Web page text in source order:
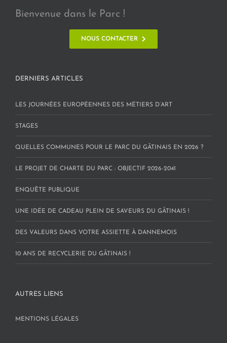
Bienvenue dans le Parc !
NOUS CONTACTER
DERNIERS ARTICLES
LES JOURNÉES EUROPÉENNES DES MÉTIERS D’ART
STAGES
QUELLES COMMUNES POUR LE PARC DU GÂTINAIS EN 2026 ?
LE PROJET DE CHARTE DU PARC : OBJECTIF 2026-2041
ENQUÊTE PUBLIQUE
UNE IDÉE DE CADEAU PLEIN DE SAVEURS DU GÂTINAIS !
DES VALEURS DANS VOTRE ASSIETTE À DANNEMOIS
10 ANS DE RECYCLERIE DU GÂTINAIS !
AUTRES LIENS
MENTIONS LÉGALES